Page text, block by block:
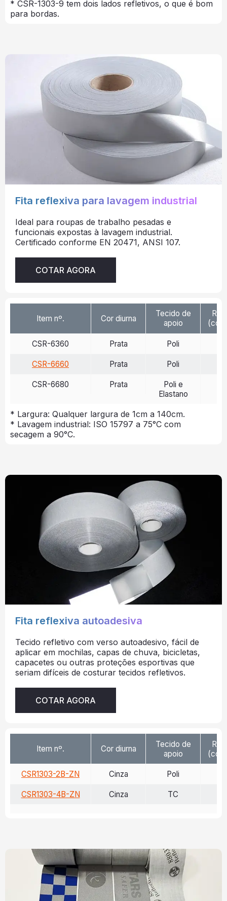
* CSR-1303-9 tem dois lados refletivos, o que é bom
para bordas.
Fita reflexiva para lavagem industrial
Ideal para roupas de trabalho pesadas e
funcionais expostas à lavagem industrial.
Certificado conforme EN 20471, ANSI 107.
COTAR AGORA
Item nº.
CSR-6360
CSR-6660
CSR-6680
Cor diurna
Prata
Prata
Prata
Tecido de
apoio
Poli
Poli
Poli e
Elastano
(cd/
* Largura: Qualquer largura de 1cm a 140cm.
* Lavagem industrial: ISO 15797 a 75°C com
secagem a 90°C.
Fita reflexiva autoadesiva
Tecido refletivo com verso autoadesivo, fácil de
aplicar em mochilas, capas de chuva, bicicletas,
capacetes ou outras proteções esportivas que
seriam difíceis de costurar tecidos refletivos.
COTAR AGORA
Item nº.
CSR1303-2B-ZN
CSR1303-4B-ZN
Cor diurna
Cinza
Cinza
Tecido de
apoio
Poli
TC
(cd/